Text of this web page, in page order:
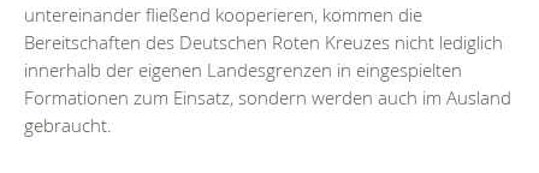
untereinander fließend kooperieren, kommen die
Bereitschaften des Deutschen Roten Kreuzes nicht lediglich
innerhalb der eigenen Landesgrenzen in eingespielten
Formationen zum Einsatz, sondern werden auch im Ausland
gebraucht.